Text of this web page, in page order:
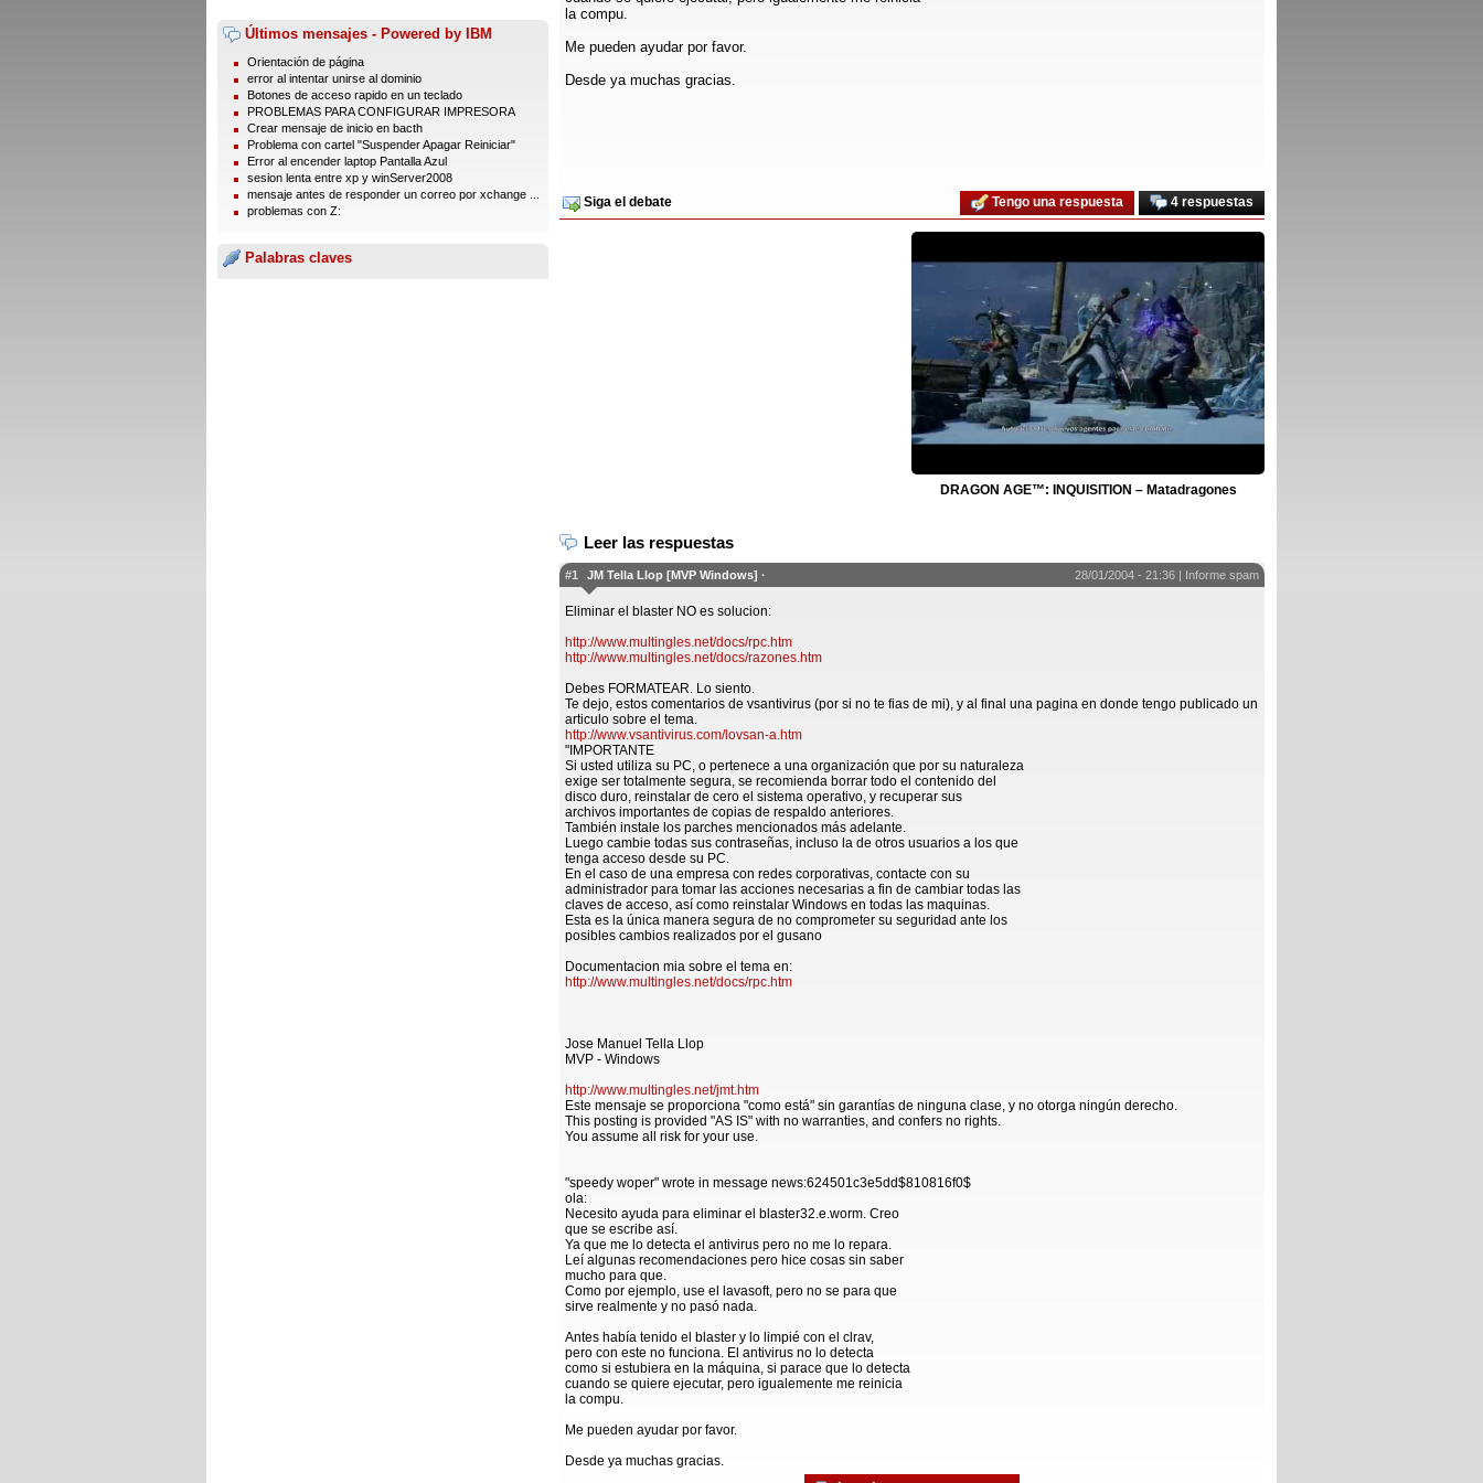
Últimos mensajes - Powered by IBM
Orientación de página
error al intentar unirse al dominio
Botones de acceso rapido en un teclado
PROBLEMAS PARA CONFIGURAR IMPRESORA
Crear mensaje de inicio en bacth
Problema con cartel "Suspender Apagar Reiniciar"
Error al encender laptop Pantalla Azul
sesion lenta entre xp y winServer2008
mensaje antes de responder un correo por xchange ...
problemas con Z:
Palabras claves
la compu.
Me pueden ayudar por favor.
Desde ya muchas gracias.
Siga el debate 4 respuestas
Tengo una respuesta
DRAGON AGE™: INQUISITION – Matadragones
Leer las respuestas
#1 JM Tella Llop [MVP Windows] · 28/01/2004 - 21:36 | Informe spam
Eliminar el blaster NO es solucion:
http://www.multingles.net/docs/rpc.htm
http://www.multingles.net/docs/razones.htm
Debes FORMATEAR. Lo siento.
Te dejo, estos comentarios de vsantivirus (por si no te fias de mi), y al final una pagina en donde tengo publicado un
articulo sobre el tema.
http://www.vsantivirus.com/lovsan-a.htm
"IMPORTANTE
Si usted utiliza su PC, o pertenece a una organización que por su naturaleza
exige ser totalmente segura, se recomienda borrar todo el contenido del
disco duro, reinstalar de cero el sistema operativo, y recuperar sus
archivos importantes de copias de respaldo anteriores.
También instale los parches mencionados más adelante.
Luego cambie todas sus contraseñas, incluso la de otros usuarios a los que
tenga acceso desde su PC.
En el caso de una empresa con redes corporativas, contacte con su
administrador para tomar las acciones necesarias a fin de cambiar todas las
claves de acceso, así como reinstalar Windows en todas las maquinas.
Esta es la única manera segura de no comprometer su seguridad ante los
posibles cambios realizados por el gusano
Documentacion mia sobre el tema en:
http://www.multingles.net/docs/rpc.htm
Jose Manuel Tella Llop
MVP - Windows
http://www.multingles.net/jmt.htm
Este mensaje se proporciona "como está" sin garantías de ninguna clase, y no otorga ningún derecho.
This posting is provided "AS IS" with no warranties, and confers no rights.
You assume all risk for your use.
"speedy woper" wrote in message news:624501c3e5dd$810816f0$
ola:
Necesito ayuda para eliminar el blaster32.e.worm. Creo
que se escribe así.
Ya que me lo detecta el antivirus pero no me lo repara.
Leí algunas recomendaciones pero hice cosas sin saber
mucho para que.
Como por ejemplo, use el lavasoft, pero no se para que
sirve realmente y no pasó nada.
Antes había tenido el blaster y lo limpié con el clrav,
pero con este no funciona. El antivirus no lo detecta
como si estubiera en la máquina, si parace que lo detecta
cuando se quiere ejecutar, pero igualemente me reinicia
la compu.
Me pueden ayudar por favor.
Desde ya muchas gracias.